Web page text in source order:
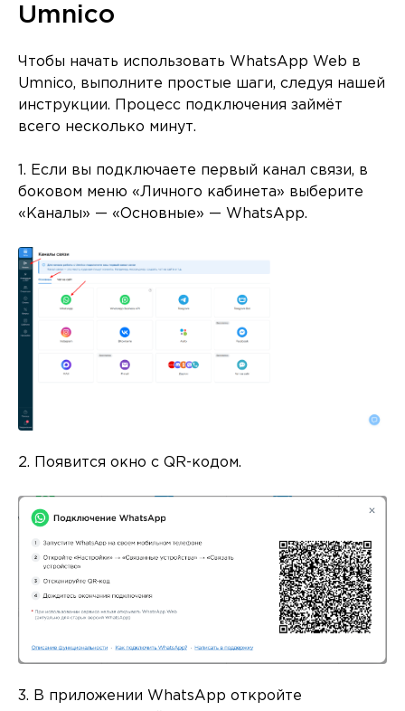
Umnico
Чтобы начать использовать WhatsApp Web в
Umnico, выполните простые шаги, следуя нашей
инструкции. Процесс подключения займёт
всего несколько минут.
1. Если вы подключаете первый канал связи, в
боковом меню «Личного кабинета» выберите
«Каналы» — «Основные» — WhatsApp.
2. Появится окно с QR-кодом.
3. В приложении WhatsApp откройте